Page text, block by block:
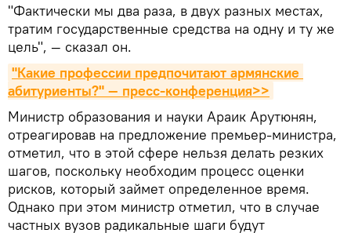
"Фактически мы два раза, в двух разных местах,
тратим государственные средства на одну и ту же
цель", — сказал он.
"Какие профессии предпочитают армянские
абитуриенты?" — пресс-конференция>>
Министр образования и науки Араик Арутюнян,
отреагировав на предложение премьер-министра,
отметил, что в этой сфере нельзя делать резких
шагов, поскольку необходим процесс оценки
рисков, который займет определенное время.
Однако при этом министр отметил, что в случае
частных вузов радикальные шаги будут